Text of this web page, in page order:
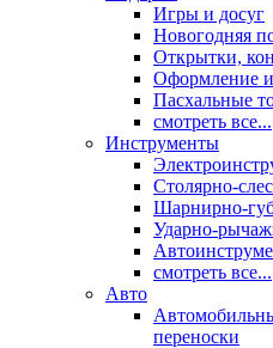
Игры и досуг
Новогодняя
Открытки,
Оформление и
Пасхальные
смотреть все...
Инструменты
Столярно-
Шарнирно-
Ударно-
смотреть все...
Авто
переноски